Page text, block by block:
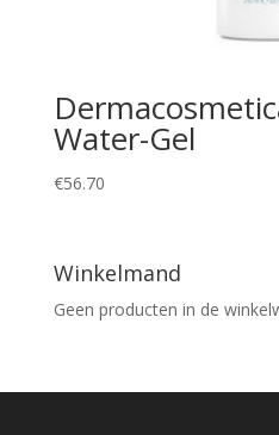
Water-Gel
€56.70
Winkelmand
Geen producten in de